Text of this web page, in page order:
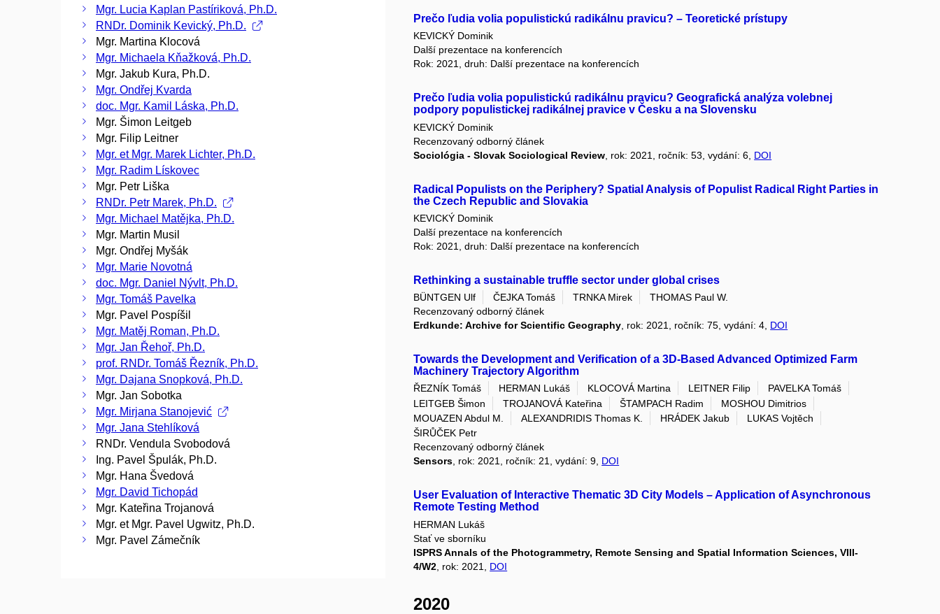
Mgr. Lucia Kaplan Pastíriková, Ph.D.
RNDr. Dominik Kevický, Ph.D.
Mgr. Martina Klocová
Mgr. Michaela Kňažková, Ph.D.
Mgr. Jakub Kura, Ph.D.
Mgr. Ondřej Kvarda
doc. Mgr. Kamil Láska, Ph.D.
Mgr. Šimon Leitgeb
Mgr. Filip Leitner
Mgr. et Mgr. Marek Lichter, Ph.D.
Mgr. Radim Lískovec
Mgr. Petr Liška
RNDr. Petr Marek, Ph.D.
Mgr. Michael Matějka, Ph.D.
Mgr. Martin Musil
Mgr. Ondřej Myšák
Mgr. Marie Novotná
doc. Mgr. Daniel Nývlt, Ph.D.
Mgr. Tomáš Pavelka
Mgr. Pavel Pospíšil
Mgr. Matěj Roman, Ph.D.
Mgr. Jan Řehoř, Ph.D.
prof. RNDr. Tomáš Řezník, Ph.D.
Mgr. Dajana Snopková, Ph.D.
Mgr. Jan Sobotka
Mgr. Mirjana Stanojević
Mgr. Jana Stehlíková
RNDr. Vendula Svobodová
Ing. Pavel Špulák, Ph.D.
Mgr. Hana Švedová
Mgr. David Tichopád
Mgr. Kateřina Trojanová
Mgr. et Mgr. Pavel Ugwitz, Ph.D.
Mgr. Pavel Zámečník
Prečo ľudia volia populistickú radikálnu pravicu? – Teoretické prístupy
KEVICKÝ Dominik
Další prezentace na konferencích
Rok: 2021, druh: Další prezentace na konferencích
Prečo ľudia volia populistickú radikálnu pravicu? Geografická analýza volebnej
podpory populistickej radikálnej pravice v Česku a na Slovensku
KEVICKÝ Dominik
Recenzovaný odborný článek
Sociológia - Slovak Sociological Review , rok: 2021, ročník: 53, vydání: 6, DOI
Radical Populists on the Periphery? Spatial Analysis of Populist Radical Right Parties in
the Czech Republic and Slovakia
KEVICKÝ Dominik
Další prezentace na konferencích
Rok: 2021, druh: Další prezentace na konferencích
Rethinking a sustainable truffle sector under global crises
BÜNTGEN Ulf ČEJKA Tomáš TRNKA Mirek
THOMAS Paul W.
Recenzovaný odborný článek
Erdkunde: Archive for Scientific Geography , rok: 2021, ročník: 75, vydání: 4, DOI
Towards the Development and Verification of a 3D-Based Advanced Optimized Farm
Machinery Trajectory Algorithm
ŘEZNÍK Tomáš HERMAN Lukáš KLOCOVÁ Martina LEITNER Filip
PAVELKA Tomáš
LEITGEB Šimon
TROJANOVÁ Kateřina ŠTAMPACH Radim
MOSHOU Dimitrios
MOUAZEN Abdul M.
ALEXANDRIDIS Thomas K. HRÁDEK Jakub
LUKAS Vojtěch
ŠIRŮČEK Petr
Recenzovaný odborný článek
Sensors, rok: 2021, ročník: 21, vydání: 9, DOI
User Evaluation of Interactive Thematic 3D City Models – Application of Asynchronous
Remote Testing Method
HERMAN Lukáš
Stať ve sborníku
ISPRS Annals of the Photogrammetry, Remote Sensing and Spatial Information Sciences, VIII-
4/W2 , rok: 2021, DOI
2020